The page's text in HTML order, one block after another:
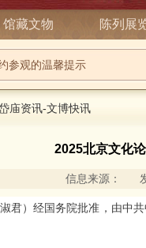
馆藏文物 陈列展
2026端午节系列活动
参观的温馨提示
庙资讯-文博快讯
2025北京文化
信息来源：
君）经国务院批准，由中